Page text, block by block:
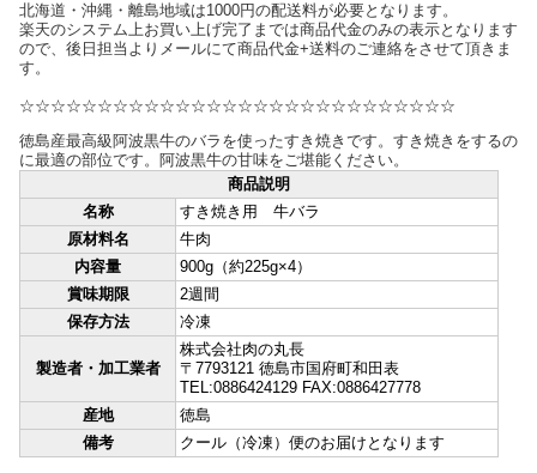
北海道・沖縄・離島地域は1000円の配送料が必要となります。
楽天のシステム上お買い上げ完了までは商品代金のみの表示となります
ので、後日担当よりメールにて商品代金+送料のご連絡をさせて頂きま
す。
☆☆☆☆☆☆☆☆☆☆☆☆☆☆☆☆☆☆☆☆☆☆☆☆☆☆☆☆
徳島産最高級阿波黒牛のバラを使ったすき焼きです。すき焼きをするの
に最適の部位です。阿波黒牛の甘味をご堪能ください。
商品説明
名称
すき焼き用 牛バラ
原材料名
牛肉
内容量
900g（約225g×4）
賞味期限
2週間
保存方法
冷凍
製造者・加工業者
株式会社肉の丸長
〒7793121 徳島市国府町和田表
TEL:0886424129 FAX:0886427778
産地
徳島
備考
クール（冷凍）便のお届けとなります